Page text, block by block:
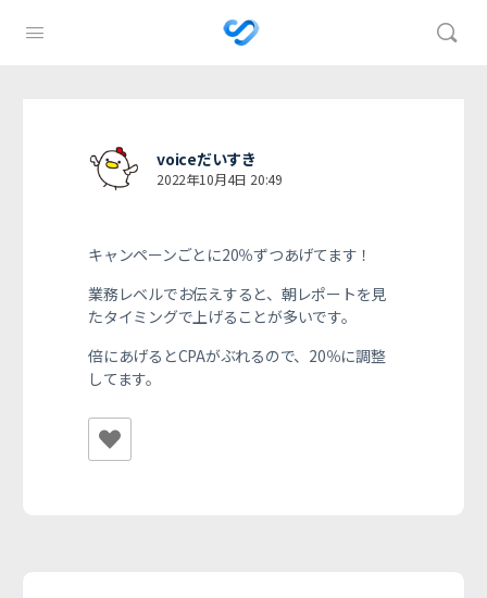
voiceだいすき
2022年10月4日 20:49
キャンペーンごとに20％ずつあげてます！
業務レベルでお伝えすると、朝レポートを見
たタイミングで上げることが多いです。
倍にあげるとCPAがぶれるので、20％に調整
してます。